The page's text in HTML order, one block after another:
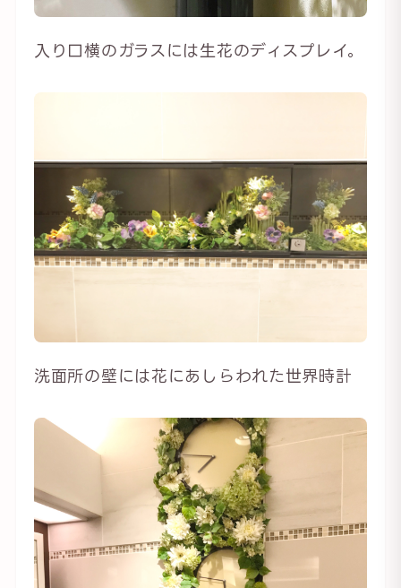
入り口横のガラスには生花のディスプレイ。
洗面所の壁には花にあしらわれた世界時計